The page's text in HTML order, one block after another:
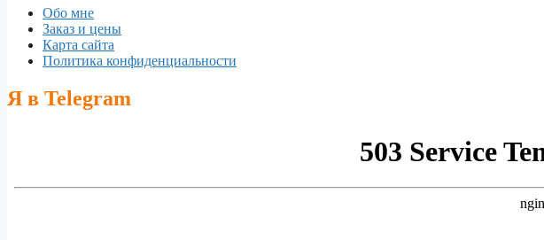
Обо мне
Заказ и цены
Карта сайта
Политика конфиденциальности
Я в Telegram